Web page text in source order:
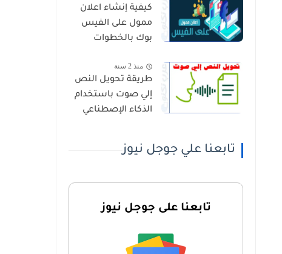
كيفية إنشاء اعلان
ممول على الفيس
بوك بالخطوات
منذ 2 سنة
طريقة تحويل النص
إلي صوت باستخدام
الذكاء الإصطناعي
تابعنا علي جوجل نيوز
تابعنا على جوجل نيوز